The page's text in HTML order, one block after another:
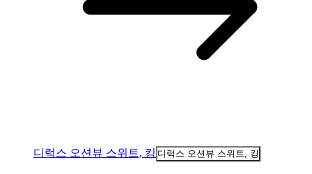
디럭스 오션뷰 스위트, 킹 디럭스 오션뷰 스위트, 킹